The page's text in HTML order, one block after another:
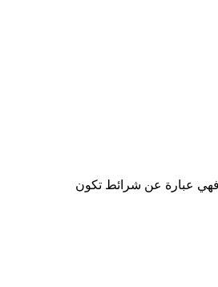
فهي عبارة عن شرائط تكون